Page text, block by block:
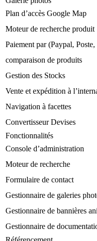
Plan d’accès Google Map
Moteur de recherche produit
Paiement par (Paypal,
comparaison de produits
Gestion des Stocks
Vente et expédition à
Navigation à facettes
Convertisseur Devises
Fonctionnalités
Console d’administration
Moteur de recherche
Formulaire de contact
Gestionnaire de galeries
Gestionnaire de bannières
Gestionnaire de